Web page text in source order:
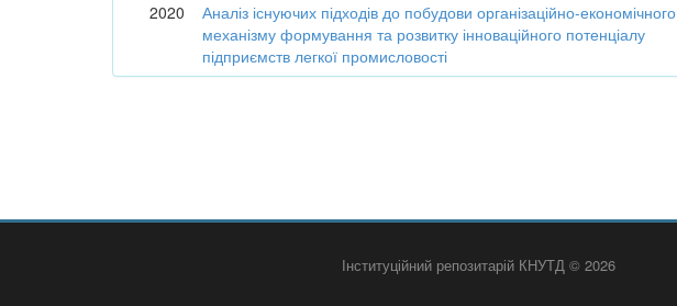
2020
Аналіз існуючих підходів до побудови організаційно-економічного
механізму формування та розвитку інноваційного потенціалу
підприємств легкої промисловості
Інституційний репозитарій КНУТД © 2026